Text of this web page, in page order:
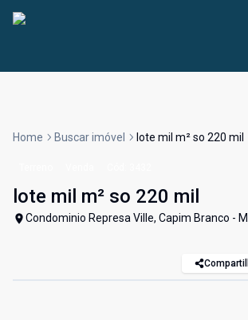
Home Buscar imóvel lote mil m² so 220 mil
lote mil m² so 220 mil
Condominio Represa Ville, Capim Branco -